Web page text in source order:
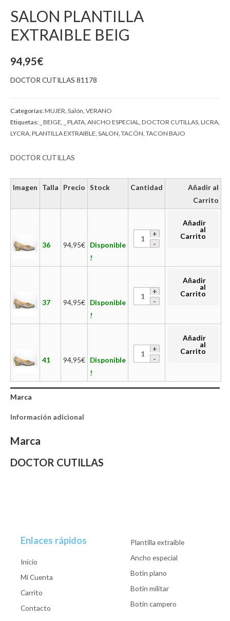
SALON PLANTILLA
EXTRAIBLE BEIG
94,95€
DOCTOR CUTILLAS 81178
Categorías:MUJER Salón VERANO
Etiquetas: _ BEIGE _ PLATA ANCHO ESPECIAL DOCTOR CUTILLAS LICRA
LYCRA PLANTILLA EXTRAIBLE SALON TACÓN TACON BAJO
DOCTOR CUTILLAS
Imagen Talla Precio Stock Cantidad
Añadir al
Carrito
36 94,95€ Disponible
!
Añadir
al
Carrito
37 94,95€ Disponible
!
Añadir
al
Carrito
41 94,95€ Disponible
!
Añadir
al
Carrito
Marca
Información adicional
Marca
DOCTOR CUTILLAS
Enlaces rápidos
Inicio
Mi Cuenta
Carrito
Contacto
Plantilla extraible
Ancho especial
Botín plano
Botín militar
Botín campero